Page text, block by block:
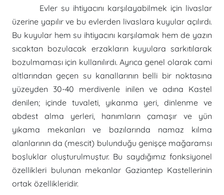
Evler su ihtiyacını karşılayabilmek için livaslar
üzerine yapılır ve bu evlerden livaslara kuyular açılırdı.
Bu kuyular hem su ihtiyacını karşılamak hem de yazın
sıcaktan bozulacak erzakların kuyulara sarkıtılarak
bozulmaması için kullanılırdı. Ayrıca genel olarak cami
altlarından geçen su kanallarının belli bir noktasına
yüzeyden 30-40 merdivenle inilen ve adına Kastel
denilen; içinde tuvaleti, yıkanma yeri, dinlenme ve
abdest alma yerleri, hanımların çamaşır ve yün
yıkama mekanları ve bazılarında namaz kılma
alanlarının da (mescit) bulunduğu genişçe mağaramsı
boşluklar oluşturulmuştur. Bu saydığımız fonksiyonel
özellikleri bulunan mekanlar Gaziantep Kastellerinin
ortak özellikleridir.